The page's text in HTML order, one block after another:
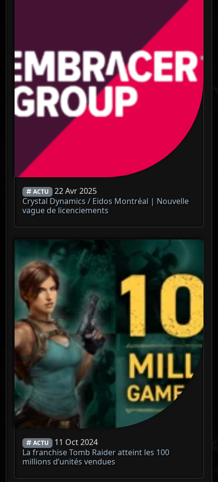
ACTU 22 Avr 2025
Crystal Dynamics / Eidos Montréal | Nouvelle
vague de licenciements
ACTU 11 Oct 2024
La franchise Tomb Raider atteint les 100
millions d’unités vendues